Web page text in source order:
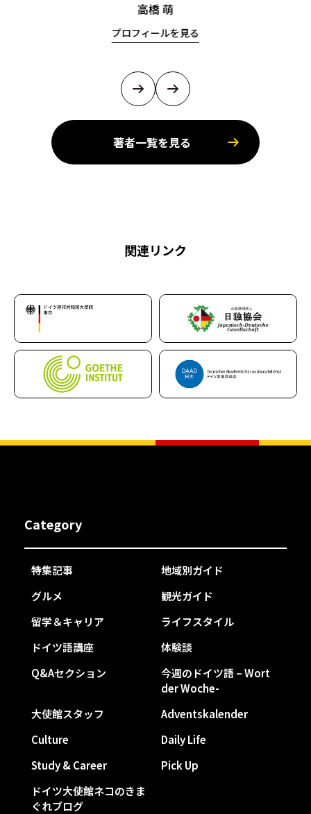
高橋 萌
プロフィールを見る
著者一覧を見る
関連リンク
Category
特集記事
地域別ガイド
グルメ
観光ガイド
留学＆キャリア
ライフスタイル
ドイツ語講座
体験談
Q&Aセクション
今週のドイツ語 – Wort
der Woche-
大使館スタッフ
Adventskalender
Culture
Daily Life
Study & Career
Pick Up
ドイツ大使館ネコのきま
ぐれブログ